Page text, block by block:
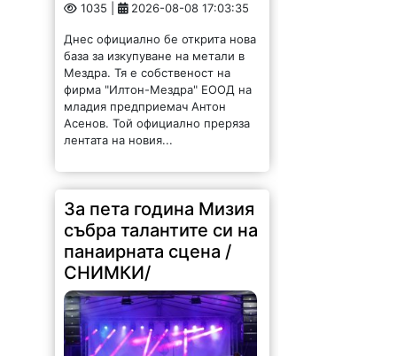
1035 | 2026-08-08 17:03:35
Днес официално бе открита нова
база за изкупуване на метали в
Мездра. Тя е собственост на
фирма "Илтон-Мездра" ЕООД на
младия предприемач Антон
Асенов. Той официално преряза
лентата на новия...
За пета година Мизия
събра талантите си на
панаирната сцена /
СНИМКИ/